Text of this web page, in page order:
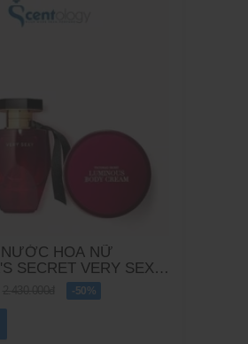
HOA NỮ
SECRET VERY SEXY
-50%